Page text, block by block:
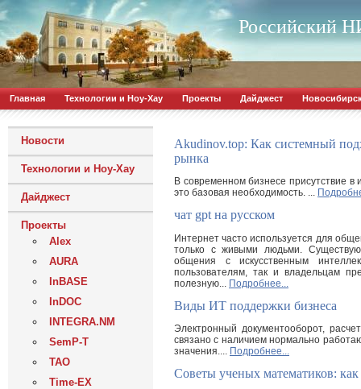
Российский
Главная Технологии и Ноу-Хау Проекты Дайджест
Новости
Технологии и Ноу-Хау
Дайджест
Проекты
Alex
AURA
InBASE
InDOC
INTEGRA.NM
SemP-T
ТАО
Time-EX
Akudinov.top: Как системный
рынка
В современном бизнесе присутствие
это базовая необходимость. ...
чат gpt на русском
Интернет часто используется для
только с живыми людьми.
общения с искусственным
пользователям, так и владельцам
полезную... Подробнее...
Виды ИТ поддержки бизнеса
Электронный документооборот,
связано с наличием нормально
значения.... Подробнее...
Советы ученых математиков: